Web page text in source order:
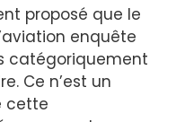
proposé que le
enquête
catégoriquement
Ce n’est un
cette